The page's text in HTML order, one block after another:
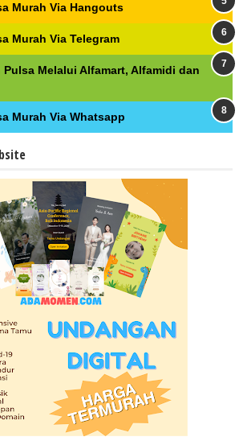
Murah Via Hangouts
Murah Via Telegram
Melalui Alfamart, Alfamidi dan
Murah Via Whatsapp